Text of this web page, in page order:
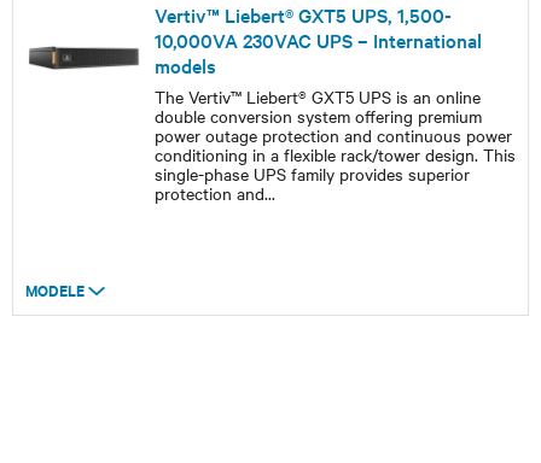
Vertiv™ Liebert® GXT5 UPS, 1,500-
10,000VA 230VAC UPS – International
models
The Vertiv™ Liebert® GXT5 UPS is an online
double conversion system offering premium
power outage protection and continuous power
conditioning in a flexible rack/tower design. This
single-phase UPS family provides superior
protection and...
MODELE